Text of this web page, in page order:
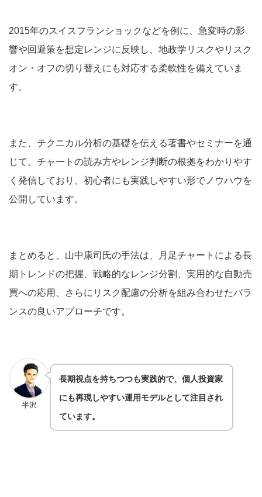
2015年のスイスフランショックなどを例に、急変時の影
響や回避策を想定レンジに反映し、地政学リスクやリスク
オン・オフの切り替えにも対応する柔軟性を備えていま
す。
また、テクニカル分析の基礎を伝える著書やセミナーを通
じて、チャートの読み方やレンジ判断の根拠をわかりやす
く発信しており、初心者にも実践しやすい形でノウハウを
公開しています。
まとめると、山中康司氏の手法は、月足チャートによる長
期トレンドの把握、戦略的なレンジ分割、実用的な自動売
買への応用、さらにリスク配慮の分析を組み合わせたバラ
ンスの良いアプローチです。
半沢
長期視点を持ちつつも実践的で、個人投資家
にも再現しやすい運用モデルとして注目され
ています。